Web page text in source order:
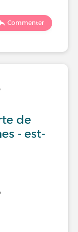
Commenter
de
- est-